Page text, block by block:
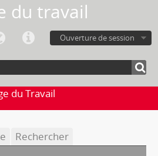
du travail
Ouverture de session
du Travail
Rechercher